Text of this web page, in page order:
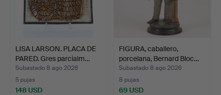
LISA LARSON. PLACA DE
PARED. Gres parcialm…
Subastado 8 ago 2026
5 pujas
148 USD
FIGURA, caballero,
porcelana, Bernard Bloc…
Subastado 8 ago 2026
8 pujas
69 USD